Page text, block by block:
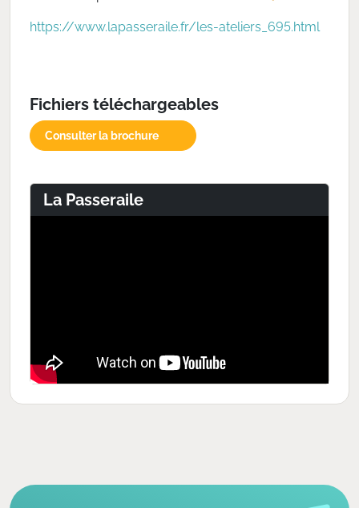
https://www.lapasseraile.fr/les-ateliers_695.html
Fichiers téléchargeables
Consulter la brochure
La Passeraile